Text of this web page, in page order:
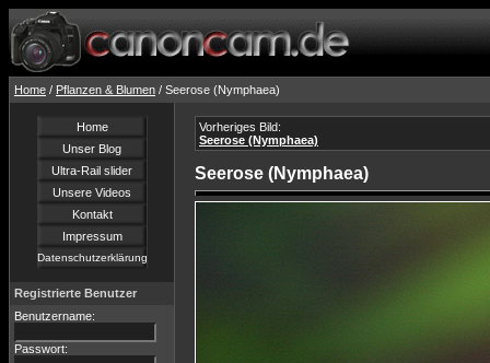
Home / Pflanzen & Blumen / Seerose (Nymphaea)
Home
Unser Blog
Ultra-Rail slider
Unsere Videos
Kontakt
Impressum
Datenschutzerklärung
Registrierte Benutzer
Benutzername:
Passwort:
Vorheriges Bild:
Seerose (Nymphaea)
Seerose (Nymphaea)